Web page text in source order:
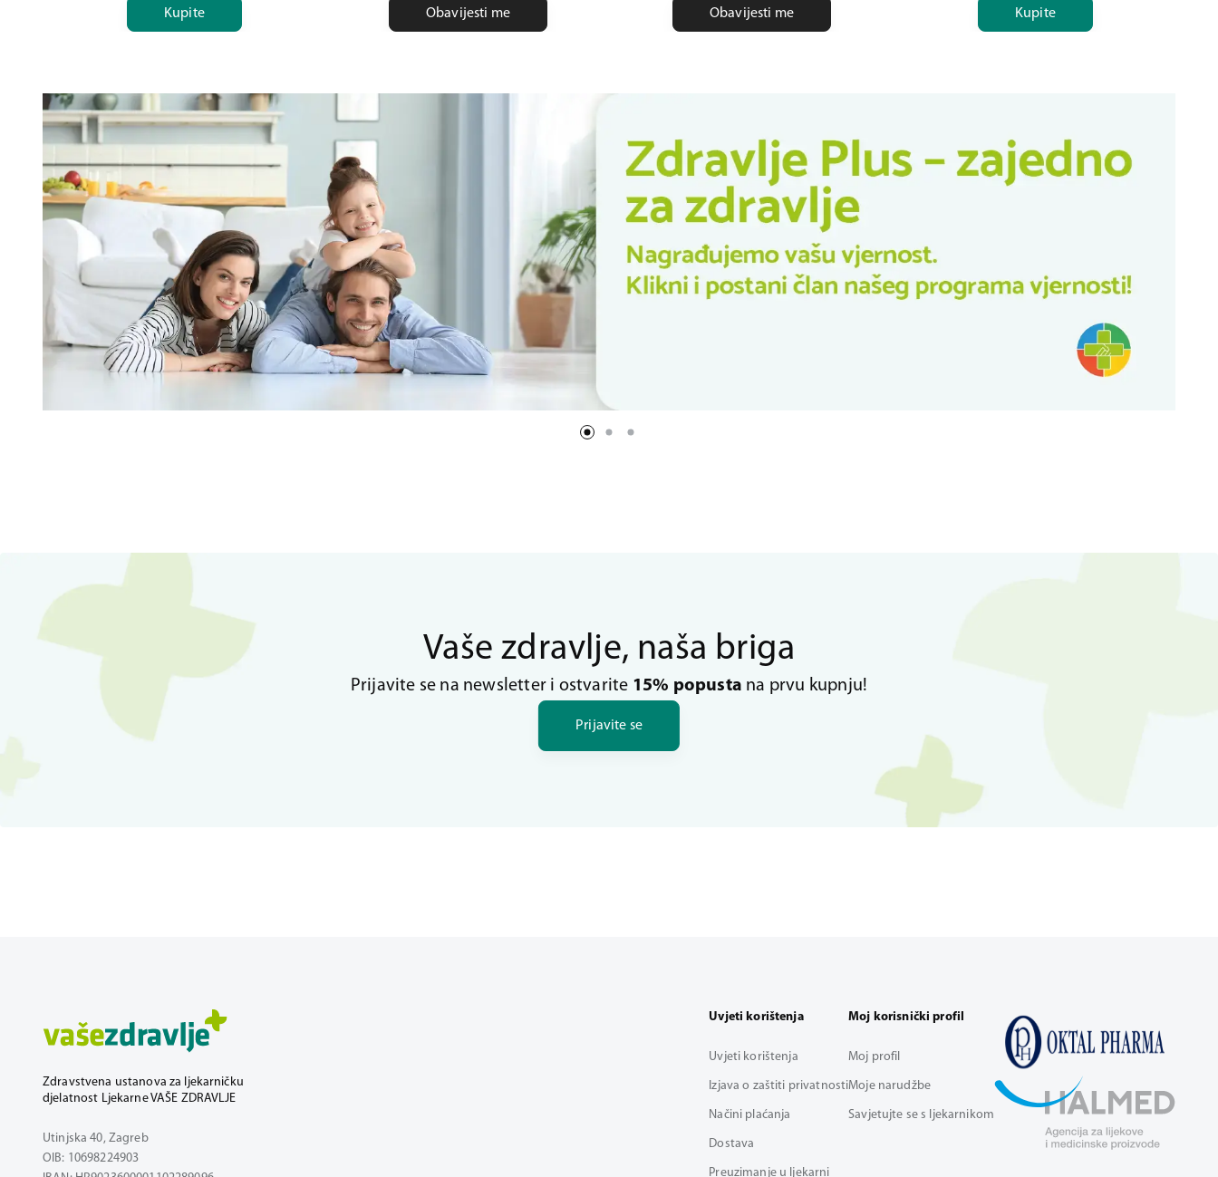
Kupite
Obavijesti me
Obavijesti me
Kupite
Vaše zdravlje, naša briga
Prijavite se na newsletter i ostvarite 15% popusta na prvu kupnju!
Prijavite se
Zdravstvena ustanova za ljekarničku
djelatnost Ljekarne VAŠE ZDRAVLJE
Utinjska 40, Zagreb
OIB: 10698224903
Uvjeti korištenja
Uvjeti korištenja
Izjava o zaštiti privatnosti
Načini plaćanja
Dostava
Preuzimanje u ljekarni
Moj korisnički profil
Moj profil
Moje narudžbe
Savjetujte se s ljekarnikom